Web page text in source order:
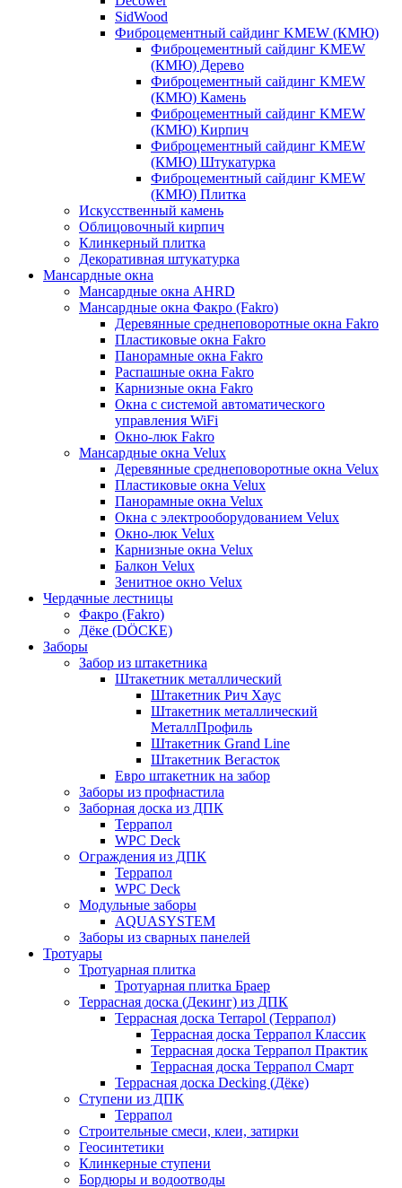
SidWood
Фиброцементный сайдинг KMEW (КМЮ)
Фиброцементный сайдинг KMEW
(КМЮ) Дерево
Фиброцементный сайдинг KMEW
(КМЮ) Камень
Фиброцементный сайдинг KMEW
(КМЮ) Кирпич
Фиброцементный сайдинг KMEW
(КМЮ) Штукатурка
Фиброцементный сайдинг KMEW
(КМЮ) Плитка
Искусственный камень
Облицовочный кирпич
Клинкерный плитка
Декоративная штукатурка
Мансардные окна
Мансардные окна AHRD
Мансардные окна Факро (Fakro)
Деревянные среднеповоротные окна Fakro
Пластиковые окна Fakro
Панорамные окна Fakro
Распашные окна Fakro
Карнизные окна Fakro
Окна с системой автоматического
управления WiFi
Окно-люк Fakro
Мансардные окна Velux
Деревянные среднеповоротные окна Velux
Пластиковые окна Velux
Панорамные окна Velux
Окна с электрооборудованием Velux
Окно-люк Velux
Карнизные окна Velux
Балкон Velux
Зенитное окно Velux
Чердачные лестницы
Факро (Fakro)
Дёке (DÖCKE)
Заборы
Забор из штакетника
Штакетник металлический
Штакетник Рич Хаус
Штакетник металлический
МеталлПрофиль
Штакетник Grand Line
Штакетник Вегасток
Евро штакетник на забор
Заборы из профнастила
Заборная доска из ДПК
Террапол
WPC Deck
Ограждения из ДПК
Террапол
WPC Deck
Модульные заборы
AQUASYSTEM
Заборы из сварных панелей
Тротуары
Тротуарная плитка
Тротуарная плитка Браер
Террасная доска (Декинг) из ДПК
Террасная доска Terrapol (Террапол)
Террасная доска Террапол Классик
Террасная доска Террапол Практик
Террасная доска Террапол Смарт
Террасная доска Decking (Дёке)
Ступени из ДПК
Террапол
Строительные смеси, клеи, затирки
Геосинтетики
Клинкерные ступени
Бордюры и водоотводы